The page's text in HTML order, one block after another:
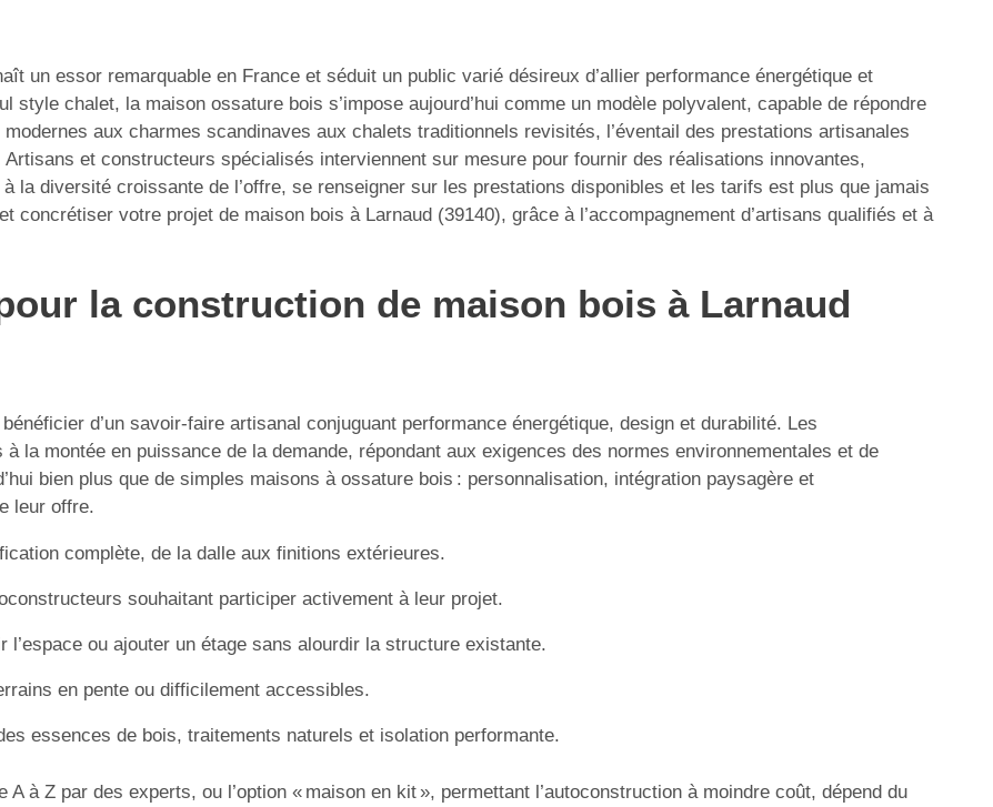
un essor remarquable en France et séduit un public varié désireux d’allier performance énergétique et
style chalet, la maison ossature bois s’impose aujourd’hui comme un modèle polyvalent, capable de répondre
aux charmes scandinaves aux chalets traditionnels revisités, l’éventail des prestations artisanales
et constructeurs spécialisés interviennent sur mesure pour fournir des réalisations innovantes,
la diversité croissante de l’offre, se renseigner sur les prestations disponibles et les tarifs est plus que jamais
votre projet de maison bois à Larnaud (39140), grâce à l’accompagnement d’artisans qualifiés et à
la construction de maison bois à Larnaud
d’un savoir-faire artisanal conjuguant performance énergétique, design et durabilité. Les
la montée en puissance de la demande, répondant aux exigences des normes environnementales et de
bien plus que de simples maisons à ossature bois : personnalisation, intégration paysagère et
leur offre.
complète, de la dalle aux finitions extérieures.
souhaitant participer activement à leur projet.
l’espace ou ajouter un étage sans alourdir la structure existante.
en pente ou difficilement accessibles.
essences de bois, traitements naturels et isolation performante.
à Z par des experts, ou l’option « maison en kit », permettant l’autoconstruction à moindre coût, dépend du